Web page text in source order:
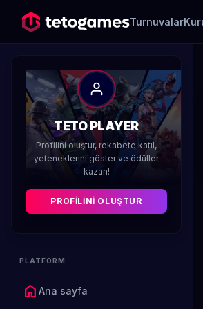
Turnuvalar
TETO PLAYER
Profilini oluştur, rekabete katıl,
yeteneklerini göster ve ödüller
kazan!
PROFILINI OLUŞTUR
PLATFORM
home Ana sayfa